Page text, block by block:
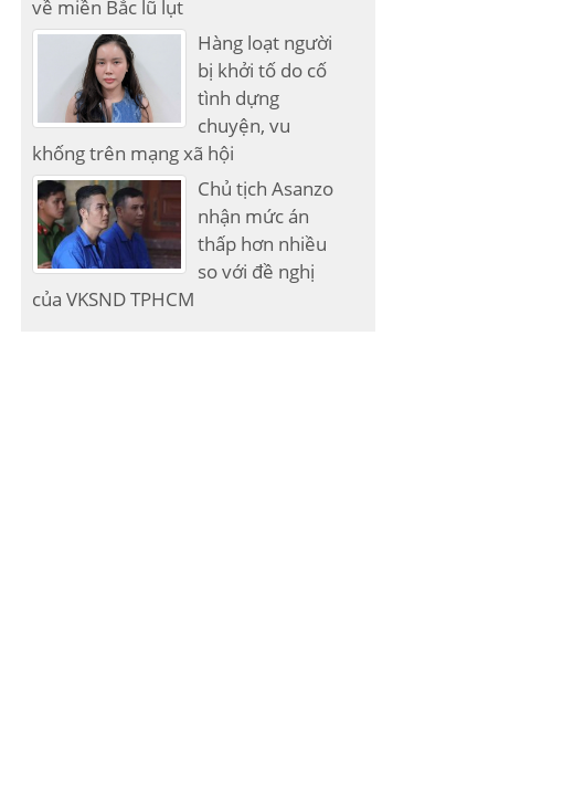
về miền Bắc lũ lụt
Hàng loạt người
bị khởi tố do cố
tình dựng
chuyện, vu
khống trên mạng xã hội
Chủ tịch Asanzo
nhận mức án
thấp hơn nhiều
so với đề nghị
của VKSND TPHCM